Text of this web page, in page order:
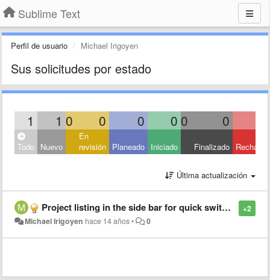
Sublime Text
Perfil de usuario Michael Irigoyen
Sus solicitudes por estado
1 1 0 0 0 0 0 0
Todo Nuevo
En
revisión Planeado Iniciado Finalizado
Última actualización
+2
Project listing in the side bar for quick switching
Michael Irigoyen hace 14 años• 0